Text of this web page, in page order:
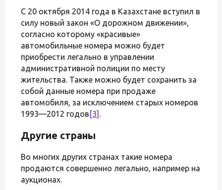
С 20 октября 2014 года в Казахстане вступил в
силу новый закон «О дорожном движении»,
согласно которому «красивые»
автомобильные номера можно будет
приобрести легально в управлении
административной полиции по месту
жительства. Также можно будет сохранить за
собой данные номера при продаже
автомобиля, за исключением старых номеров
1993—2012 годов [3] .
Другие страны
Во многих других странах такие номера
продаются совершенно легально, например на
аукционах.